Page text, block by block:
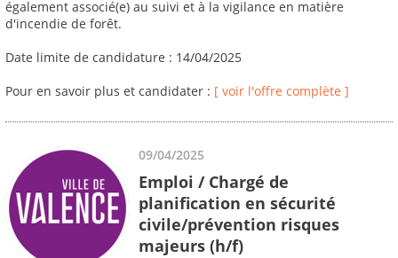
également associé(e) au suivi et à la vigilance en matière
d'incendie de forêt.
Date limite de candidature : 14/04/2025
Pour en savoir plus et candidater : [ voir l'offre complète ]
09/04/2025
Emploi / Chargé de
planification en sécurité
civile/prévention risques
majeurs (h/f)